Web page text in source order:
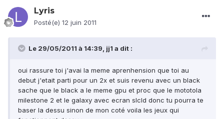
Lyris
Posté(e) 12 juin 2011
Le 29/05/2011 à 14:39, jj1 a dit :
oui rassure toi j'avai la meme aprenhension que toi au
debut j'etait parti pour un 2x et suis revenu avec un black
sache que le black a le meme gpu et proc que le mototola
milestone 2 et le galaxy avec ecran slcld donc tu pourra te
baser la dessu sinon de mon coté voila les jeux qui